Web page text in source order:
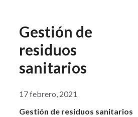
Gestión de
residuos
sanitarios
17 febrero, 2021
Gestión de residuos sanitarios